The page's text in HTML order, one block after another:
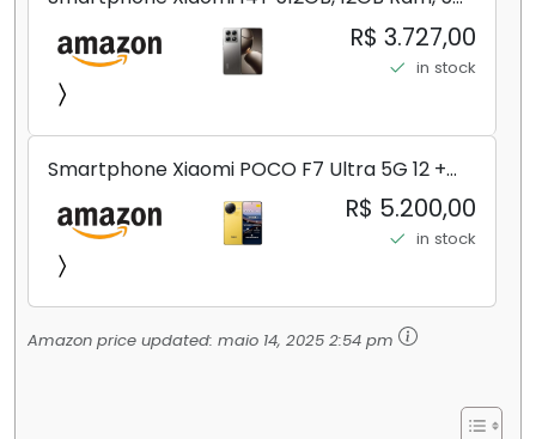
Leica, Cinza - no Brasil
R$ 3.727,00
in stock
Smartphone Xiaomi POCO F7 Ultra 5G 12 +
256GB/16+512GB Processador Snapdragon 8
Elite Top de Linha Chip VisionBoost D7 para
Jogos Pesados Tela Flow AMOLED 2K...
R$ 5.200,00
in stock
Amazon price updated: maio 14, 2025 2:54 pm